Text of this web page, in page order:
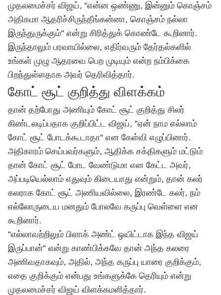
முதலமைச்சர் விஜய், “என்ன ஒண்ணு, இன்னும் கொஞ்சம்
அதிகமா ஆதரிச்சிருந்தீங்கன்னா, கொஞ்சம் நல்லா
இருந்துருக்கும்“ என்று சிரித்துக் கொண்டே கூறினார்.
இருந்தாலும் பரவாயில்லை, எதிர்வரும் தேர்தல்களில்
உங்கள் முழு ஆதரவை பெற முடியும் என்ற நம்பிக்கை
பிறந்துள்ளதாக அவர் தெரிவித்தார்.
கோட் சூட் குறித்து விளக்கம்
தான் தற்போது அணியும் கோட் சூட் குறித்து சிலர்
கிண்டலடிப்பதாக குறிப்பிட்ட விஜய், “ஏன் நாம எல்லாம்
கோட் சூட் போடக்கூடாதா“ என கேள்வி எழுப்பினார்.
அதிகாரம் செய்பவர்களும், ஆதிக்க சக்திகளும் மட்டும்
தான் கோட் சூட் போட வேண்டுமா என கேட்ட அவர்,
அப்படியெல்லாம் எதுவும் கிடையாது என்றும், தான் கலர்
கலராக கோட் சூட் அணியவில்லை, இரண்டே கலர், நம்
எல்லோருடைய மனதும் போலவே கருப்பு வெள்ளை என
கூறினார்.
“எல்லாவற்றிலும் பிளாக் அண்ட் ஒயிட்டாக இந்த விஜய்
இருப்பான்“ என்று காண்பிக்கவே தான் அந்த கலரை
அணிவதாகவும், அதில், அந்த கருப்பு யாரை குறிக்கும்,
எதை குறிக்கும் என்பது உங்களுக்கே தெரியும் என்று
முதலமைச்சர் விஜய் விளக்கமளித்தார்.